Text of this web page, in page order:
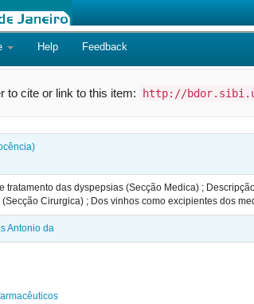
Help Feedback
to cite or link to this item: http://
tratamento das dyspepsias (Secção Medica) ;
Cirurgica) ; Dos vinhos como excipientes dos
Antonio da